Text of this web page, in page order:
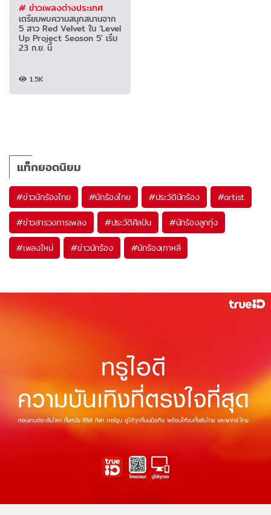
# ข่าวเพลงต่างประเทศ
เตรียมพบความสนุกสนานจาก
5 สาว Red Velvet ใน ‘Level
Up Project Season 5’ เริ่ม
23 ก.ย. นี้
1.5K
แท็กยอดนิยม
#ข่าวนักร้องไทย #นักร้องไทย #ประวัตินักร้อง #artist
#ข่าวสารวงการเพลง #ประวัติศิลปิน #นักร้องลูกทุ่ง
#เพลงใหม่ #ข่าวนักร้อง #นักร้องเกาหลี